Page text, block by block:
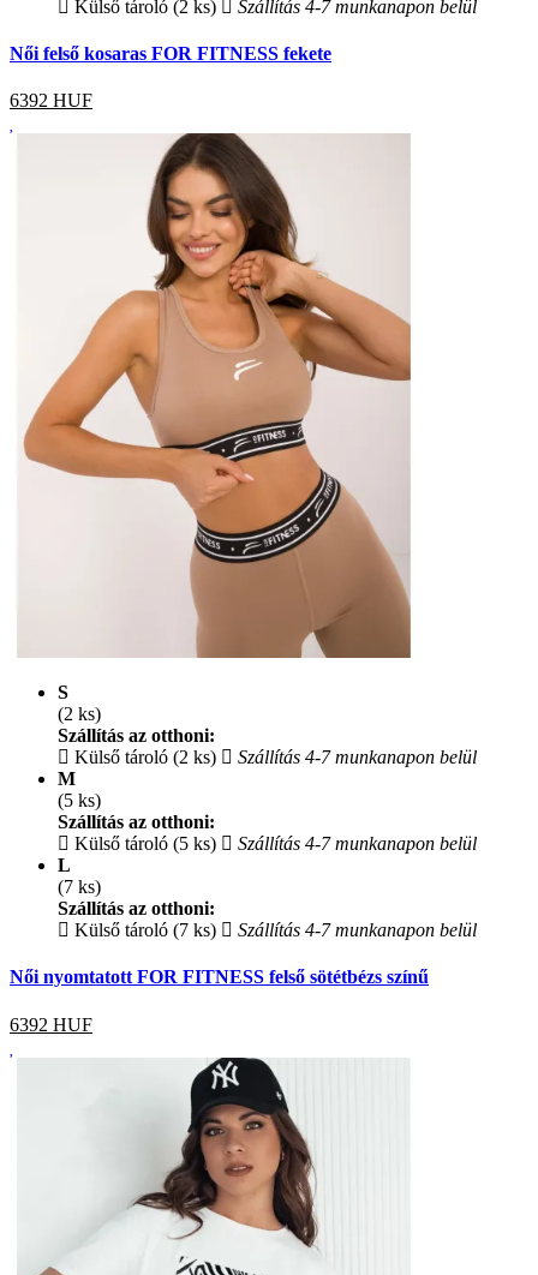
Külső tároló (2 ks) Szállítás 4-7 munkanapon belül
Női felső kosaras FOR FITNESS fekete
6392 HUF
S
(2 ks)
Szállítás az otthoni:
Külső tároló (2 ks)
Szállítás 4-7 munkanapon belül
M
(5 ks)
Szállítás az otthoni:
Külső tároló (5 ks)
Szállítás 4-7 munkanapon belül
L
(7 ks)
Szállítás az otthoni:
Külső tároló (7 ks)
Szállítás 4-7 munkanapon belül
Női nyomtatott FOR FITNESS felső sötétbézs színű
6392 HUF